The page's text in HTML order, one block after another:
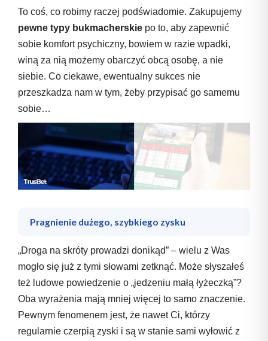
To coś, co robimy raczej podświadomie. Zakupujemy
pewne typy bukmacherskie po to, aby zapewnić
sobie komfort psychiczny, bowiem w razie wpadki,
winą za nią możemy obarczyć obcą osobę, a nie
siebie. Co ciekawe, ewentualny sukces nie
przeszkadza nam w tym, żeby przypisać go samemu
sobie…
Pragnienie dużego, szybkiego zysku
„Droga na skróty prowadzi donikąd” – wielu z Was
mogło się już z tymi słowami zetknąć. Może słyszałeś
też ludowe powiedzenie o „jedzeniu małą łyżeczką”?
Oba wyrażenia mają mniej więcej to samo znaczenie.
Pewnym fenomenem jest, że nawet Ci, którzy
regularnie czerpią zyski i są w stanie sami wyłowić z